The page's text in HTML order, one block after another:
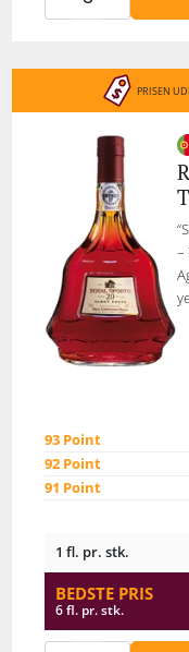
PRISEN
–
93 Point
92 Point
91 Point
1 fl. pr. stk.
BEDSTE PRIS
6 fl. pr. stk.